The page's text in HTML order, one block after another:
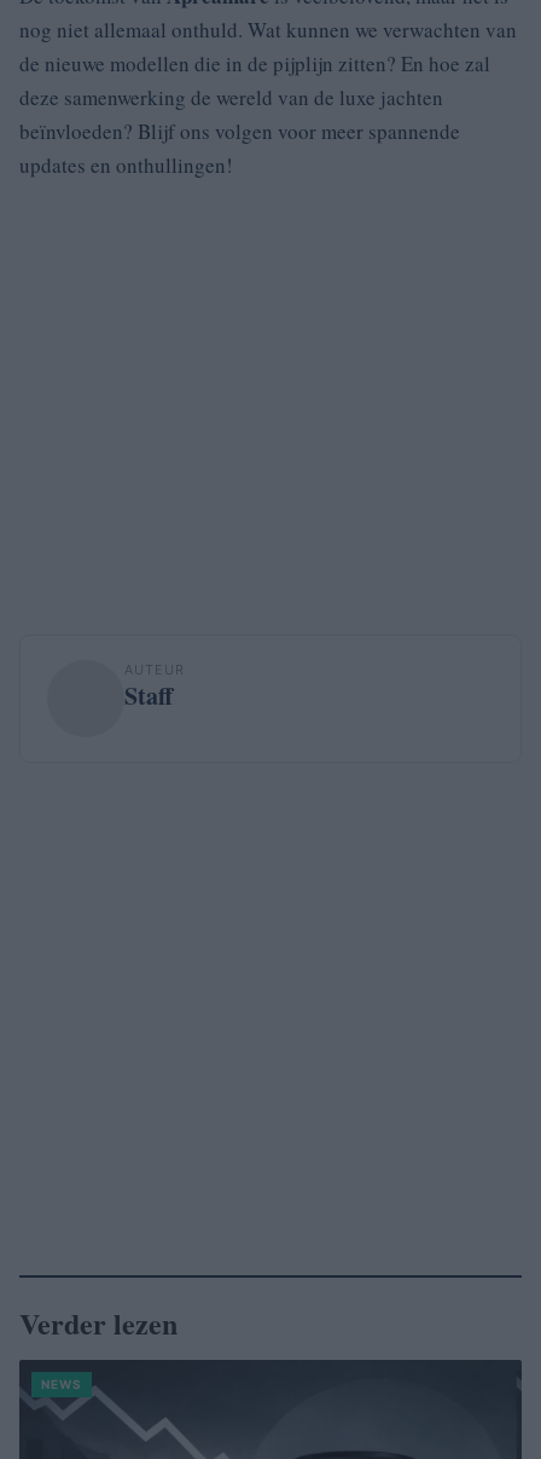
nog niet allemaal onthuld. Wat kunnen we verwachten van
de nieuwe modellen die in de pijplijn zitten? En hoe zal
deze samenwerking de wereld van de luxe jachten
beïnvloeden? Blijf ons volgen voor meer spannende
updates en onthullingen!
AUTEUR
Staff
Verder lezen
NEWS